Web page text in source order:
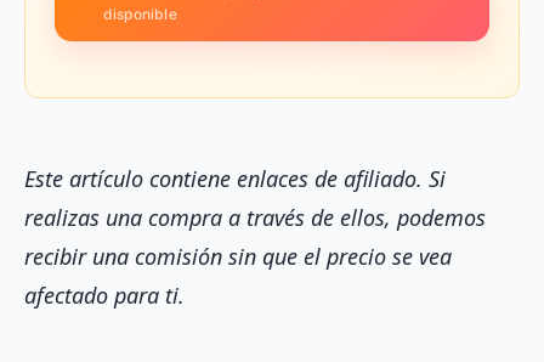
disponible
Este artículo contiene enlaces de afiliado. Si
realizas una compra a través de ellos, podemos
recibir una comisión sin que el precio se vea
afectado para ti.